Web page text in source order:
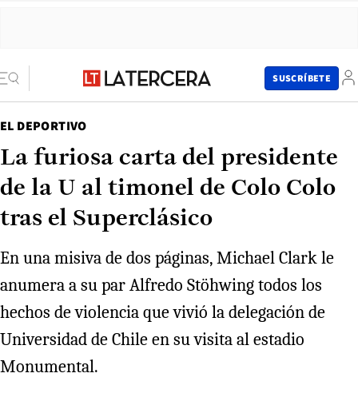
SUSCRÍBETE
EL DEPORTIVO
La furiosa carta del presidente
de la U al timonel de Colo Colo
tras el Superclásico
En una misiva de dos páginas, Michael Clark le
anumera a su par Alfredo Stöhwing todos los
hechos de violencia que vivió la delegación de
Universidad de Chile en su visita al estadio
Monumental.